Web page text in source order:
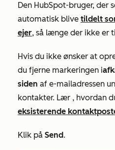
Den HubSpot-bruger, der
automatisk blive tildelt
ejer, så længe der ikke er
Hvis du ikke ønsker at
du fjerne markeringen i
siden af e-mailadressen
kontakter. Lær , hvordan
eksisterende
Klik på Send.